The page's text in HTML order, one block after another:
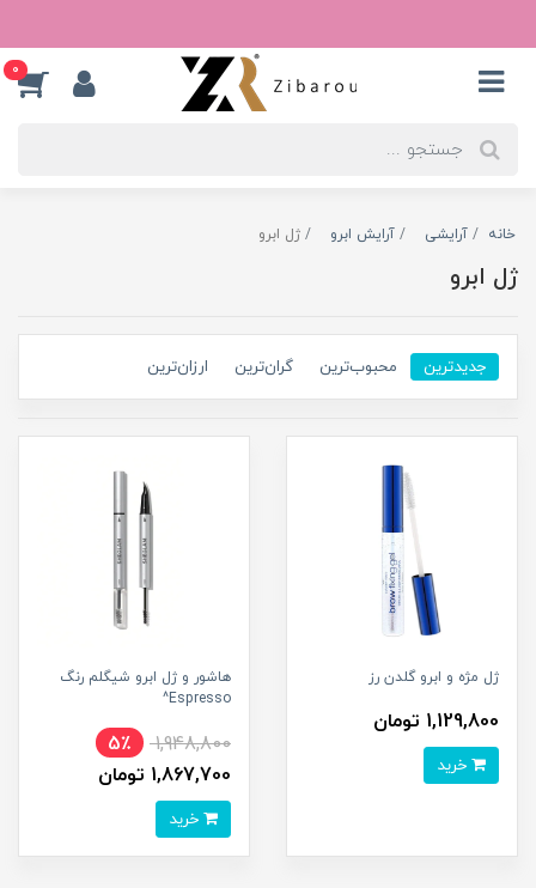
0
خانه آرایشی آرایش ابرو ژل ابرو
ژل ابرو
جدیدترین محبوب‌ترین گران‌ترین ارزان‌ترین
ژل مژه و ابرو گلدن رز
1,129,800 تومان
هاشور و ژل ابرو شیگلم رنگ
Espresso^
1,948,800
5٪
1,867,700 تومان